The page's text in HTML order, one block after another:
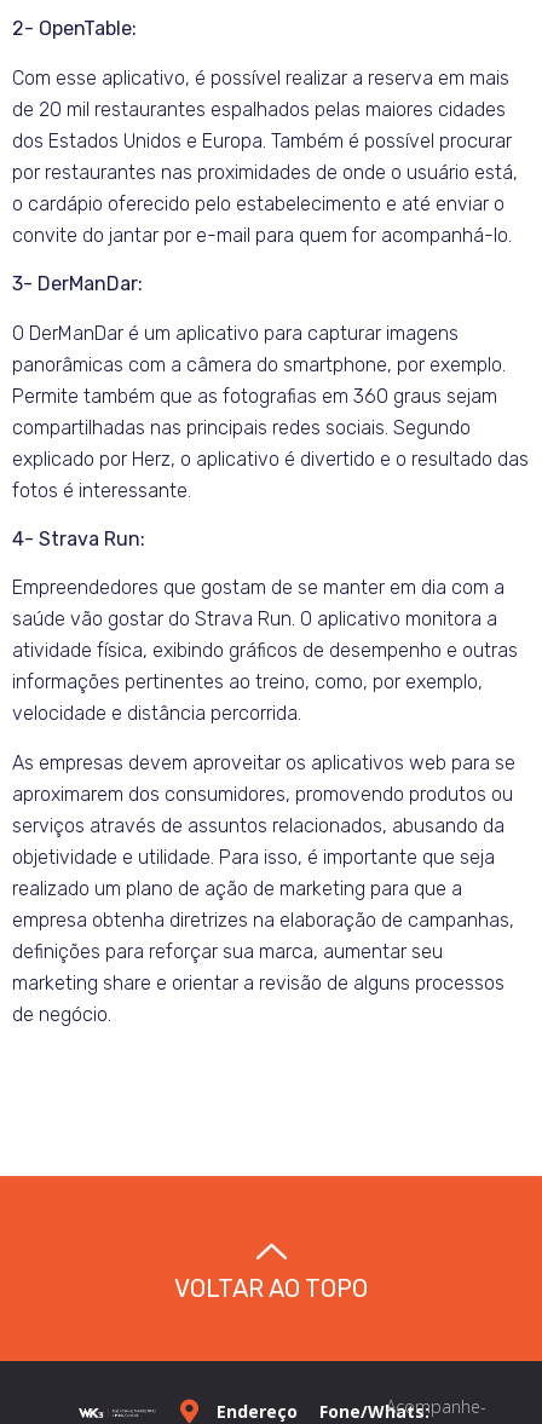
2- OpenTable:
Com esse aplicativo, é possível realizar a reserva em mais
de 20 mil restaurantes espalhados pelas maiores cidades
dos Estados Unidos e Europa. Também é possível procurar
por restaurantes nas proximidades de onde o usuário está,
o cardápio oferecido pelo estabelecimento e até enviar o
convite do jantar por e-mail para quem for acompanhá-lo.
3- DerManDar:
O DerManDar é um aplicativo para capturar imagens
panorâmicas com a câmera do smartphone, por exemplo.
Permite também que as fotografias em 360 graus sejam
compartilhadas nas principais redes sociais. Segundo
explicado por Herz, o aplicativo é divertido e o resultado das
fotos é interessante.
4- Strava Run:
Empreendedores que gostam de se manter em dia com a
saúde vão gostar do Strava Run. O aplicativo monitora a
atividade física, exibindo gráficos de desempenho e outras
informações pertinentes ao treino, como, por exemplo,
velocidade e distância percorrida.
As empresas devem aproveitar os aplicativos web para se
aproximarem dos consumidores, promovendo produtos ou
serviços através de assuntos relacionados, abusando da
objetividade e utilidade. Para isso, é importante que seja
realizado um plano de ação de marketing para que a
empresa obtenha diretrizes na elaboração de campanhas,
definições para reforçar sua marca, aumentar seu
marketing share e orientar a revisão de alguns processos
de negócio.
VOLTAR AO TOPO
Endereço Fone/Whats:Acompanhe-